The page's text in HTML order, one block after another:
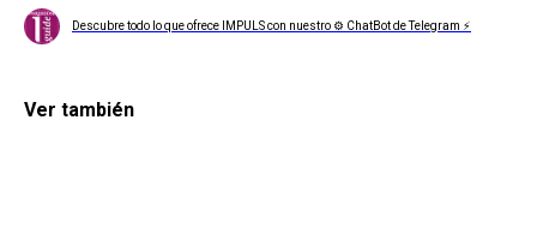
Descubre todo lo que ofrece IMPULS con nuestro ⚙ ChatBot de Telegram ⚡
Ver también